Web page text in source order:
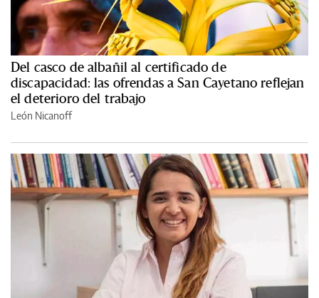
Del casco de albañil al certificado de
discapacidad: las ofrendas a San Cayetano reflejan
el deterioro del trabajo
León Nicanoff